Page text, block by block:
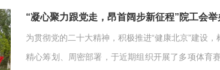
平行病历是叙事医学的一种表现形式叙事医学是什
“凝心聚力跟党走，昂首阔步新征程”院工会
为贯彻党的二十大精神，积极推进“健康北京”建设
精心筹划、周密部署，于近期组织开展了多项体育